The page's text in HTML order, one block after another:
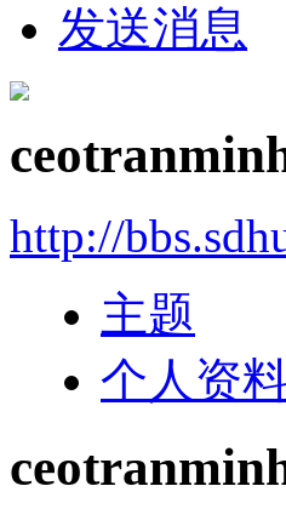
发送消息
http://
主题
个人资